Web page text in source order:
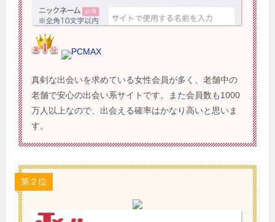
PCMAX
真剣な出会いを求めている女性会員が多く、老舗中の
老舗で安心の出会い系サイトです。また会員数も1000
万人以上なので、出会える確率はかなり高いと思いま
す。
第２位